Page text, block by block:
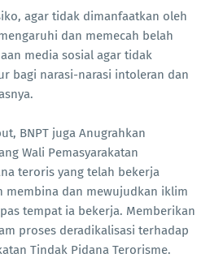
agar tidak dimanfaatkan oleh
dan memecah belah
media sosial agar tidak
bagi narasi-narasi intoleran dan
BNPT juga Anugrahkan
Wali Pemasyarakatan
teroris yang telah bekerja
membina dan mewujudkan iklim
tempat ia bekerja. Memberikan
proses deradikalisasi terhadap
Tindak Pidana Terorisme.